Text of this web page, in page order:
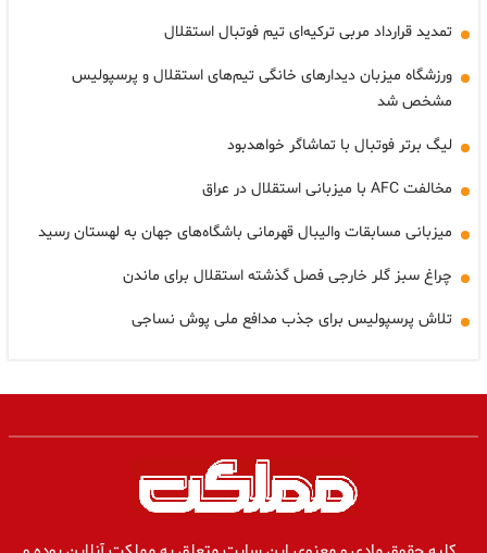
تمدید قرارداد مربی ترکیه‌ای تیم فوتبال استقلال
ورزشگاه میزبان دیدارهای خانگی تیم‌های استقلال و پرسپولیس
مشخص شد
لیگ برتر فوتبال با تماشاگر خواهدبود
مخالفت AFC با میزبانی استقلال در عراق
میزبانی مسابقات والیبال قهرمانی باشگاه‌های جهان به لهستان رسید
چراغ سبز گلر خارجی فصل گذشته استقلال برای ماندن
تلاش پرسپولیس برای جذب مدافع ملی پوش نساجی